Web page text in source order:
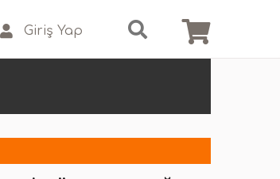
Giriş Yap